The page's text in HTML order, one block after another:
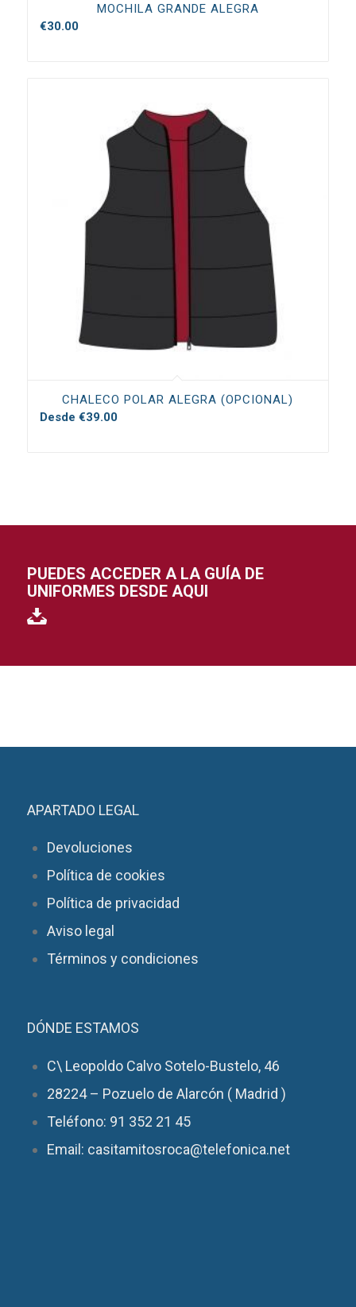
MOCHILA GRANDE ALEGRA
€30.00
CHALECO POLAR ALEGRA (OPCIONAL)
Desde €39.00
PUEDES ACCEDER A LA GUÍA DE
UNIFORMES DESDE AQUI
APARTADO LEGAL
Devoluciones
Política de cookies
Política de privacidad
Aviso legal
Términos y condiciones
DÓNDE ESTAMOS
C\ Leopoldo Calvo Sotelo-Bustelo, 46
28224 – Pozuelo de Alarcón ( Madrid )
Teléfono: 91 352 21 45
Email: casitamitosroca@telefonica.net